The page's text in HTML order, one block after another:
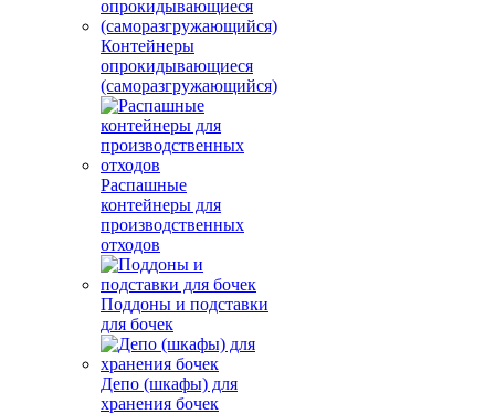
Контейнеры
опрокидывающиеся
(саморазгружающийся)
Распашные
контейнеры для
производственных
отходов
Поддоны и подставки
для бочек
Депо (шкафы) для
хранения бочек